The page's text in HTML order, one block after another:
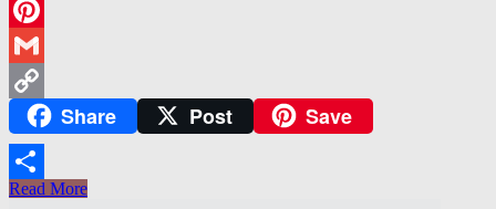
WeChat
Pinterest
Gmail
Copy
Link
Share Post Save
Share
Read More